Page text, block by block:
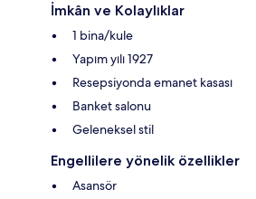
İmkân ve Kolaylıklar
1 bina/kule
Yapım yılı 1927
Resepsiyonda emanet kasası
Banket salonu
Geleneksel stil
Engellilere yönelik özellikler
Asansör